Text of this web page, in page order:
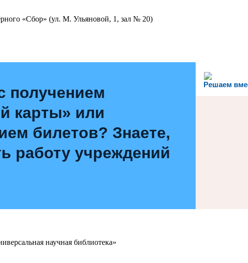
«Сбор» (ул. М. Ульяновой, 1, зал № 20)
Решаем
получением
карты» или
билетов? Знаете,
работу учреждений
научная библиотека»